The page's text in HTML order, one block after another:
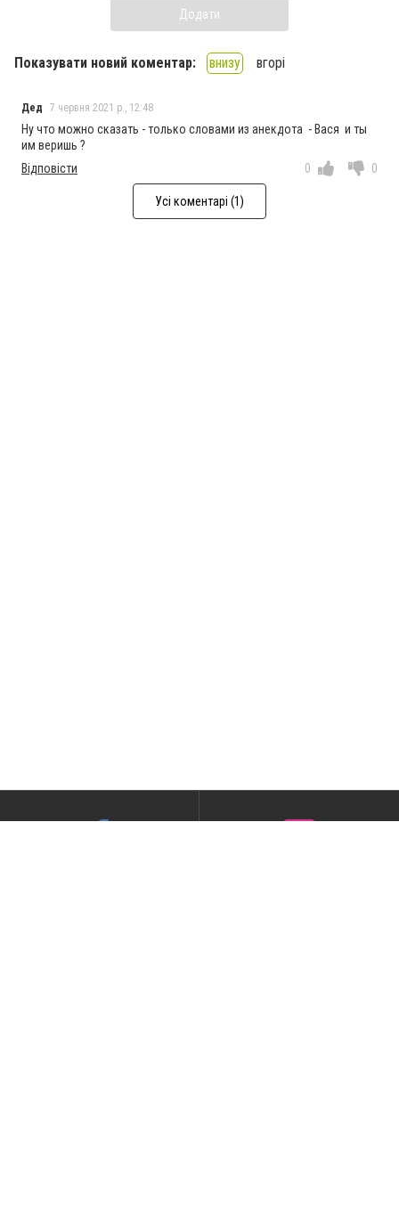
Додати
Показувати новий коментар: внизу вгорі
Дед 7 червня 2021 р., 12:48
Ну что можно сказать - только словами из анекдота - Вася и ты
им веришь ?
Відповісти
0 0
Усі коментарі (1)